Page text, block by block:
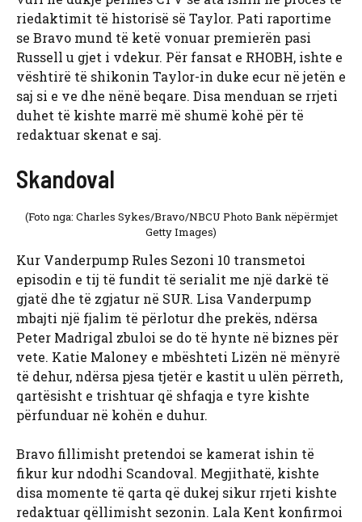
riedaktimit të historisë së Taylor. Pati raportime
se Bravo mund të ketë vonuar premierën pasi
Russell u gjet i vdekur. Për fansat e RHOBH, ishte e
vështirë të shikonin Taylor-in duke ecur në jetën e
saj si e ve dhe nënë beqare. Disa menduan se rrjeti
duhet të kishte marrë më shumë kohë për të
redaktuar skenat e saj.
Skandoval
(Foto nga: Charles Sykes/Bravo/NBCU Photo Bank nëpërmjet
Getty Images)
Kur Vanderpump Rules Sezoni 10 transmetoi
episodin e tij të fundit të serialit me një darkë të
gjatë dhe të zgjatur në SUR. Lisa Vanderpump
mbajti një fjalim të përlotur dhe prekës, ndërsa
Peter Madrigal zbuloi se do të hynte në biznes për
vete. Katie Maloney e mbështeti Lizën në mënyrë
të dehur, ndërsa pjesa tjetër e kastit u ulën përreth,
qartësisht e trishtuar që shfaqja e tyre kishte
përfunduar në kohën e duhur.
Bravo fillimisht pretendoi se kamerat ishin të
fikur kur ndodhi Scandoval. Megjithatë, kishte
disa momente të qarta që dukej sikur rrjeti kishte
redaktuar qëllimisht sezonin. Lala Kent konfirmoi